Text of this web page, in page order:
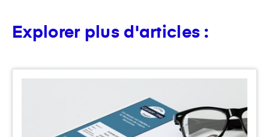
Explorer plus d'articles :